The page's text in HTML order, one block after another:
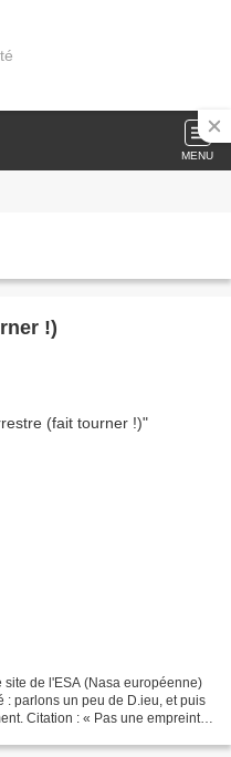
MENU
!)
de l'ESA (Nasa européenne)
: parlons un peu de D.ieu, et puis
Citation : « Pas une empreinte